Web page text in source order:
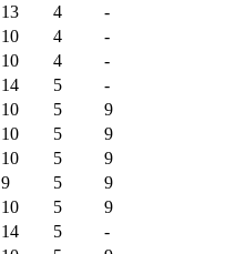
13 4
-
10 4
-
10 4
-
14 5
-
10 5
9
10 5
9
10 5
9
9 5
9
10 5
9
14 5
-